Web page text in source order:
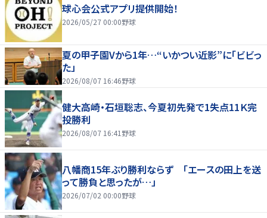
球心会公式アプリ提供開始！
2026/05/27 00:00野球
夏の甲子園Vから1年…“いかつい近影”に「ビビっ
た」
2026/08/07 16:46野球
健大高崎・石垣聡志、今夏初先発で1失点11Ｋ完
投勝利
2026/08/07 16:41 野球
八幡商15年ぶり勝利ならず 「エースの田上を送
って勝負と思ったが…」
2026/07/02 00:00野球